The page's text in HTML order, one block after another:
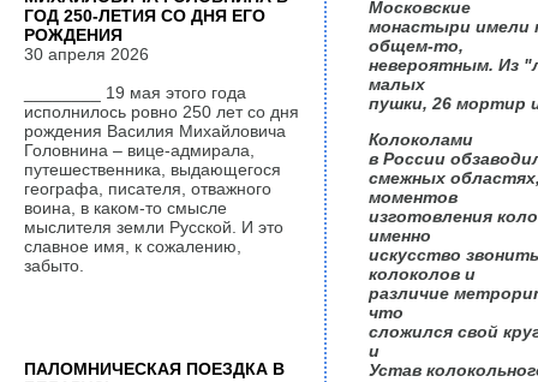
Московские
монастыри имели
общем-то,
невероятным. Из
малых
пушки, 26 мортир
Колоколами
в России
смежных
моментов
изготовления
именно
искусство
колоколов и
различие
что
сложился свой
и
Устав
ГОД 250-ЛЕТИЯ СО ДНЯ ЕГО
РОЖДЕНИЯ
30 апреля 2026
________ 19 мая этого года
исполнилось ровно 250 лет со дня
рождения Василия Михайловича
Головнина – вице-адмирала,
путешественника, выдающегося
географа, писателя, отважного
воина, в каком-то смысле
мыслителя земли Русской. И это
славное имя, к сожалению,
забыто.
ПАЛОМНИЧЕСКАЯ ПОЕЗДКА В